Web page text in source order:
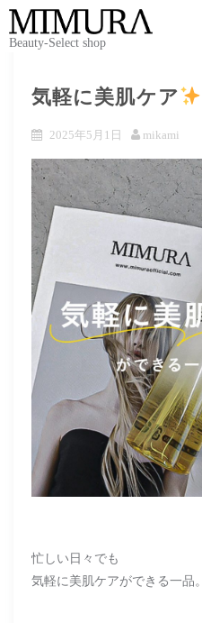
Beauty-Select shop
気軽に美肌ケア
2025年5月1日 mikami
忙しい日々でも
気軽に美肌ケアができる一品。